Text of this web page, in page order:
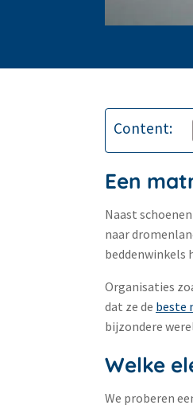
Content:
Een
Naast
naar
beddenwinkels
Organisaties
dat ze de beste
bijzondere
Welke
We proberen